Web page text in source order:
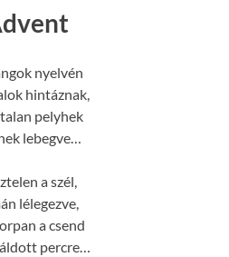
nyelvén
hintáznak,
pelyhek
lebegve…
a szél,
lélegezve,
a csend
áldott percre…